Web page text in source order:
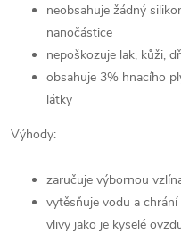
neobsahuje žádný
nanočástice
nepoškozuje lak, kůži,
obsahuje 3% hnacího
látky
Výhody:
zaručuje výbornou
vytěsňuje vodu a
vlivy jako je kyselé